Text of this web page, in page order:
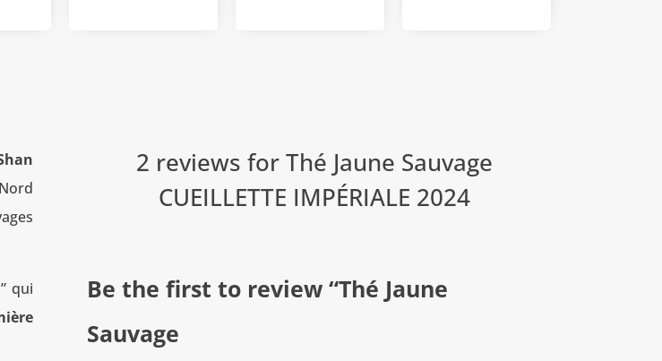
” qui
2 reviews forThé Jaune Sauvage
CUEILLETTE IMPÉRIALE 2024
Be the first to review “Thé Jaune
Sauvage